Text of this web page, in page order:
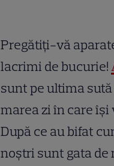
Pregătiți-vă
lacrimi de bucurie!
sunt pe ultima
marea zi în care
După ce au bifat
noștri sunt gata de